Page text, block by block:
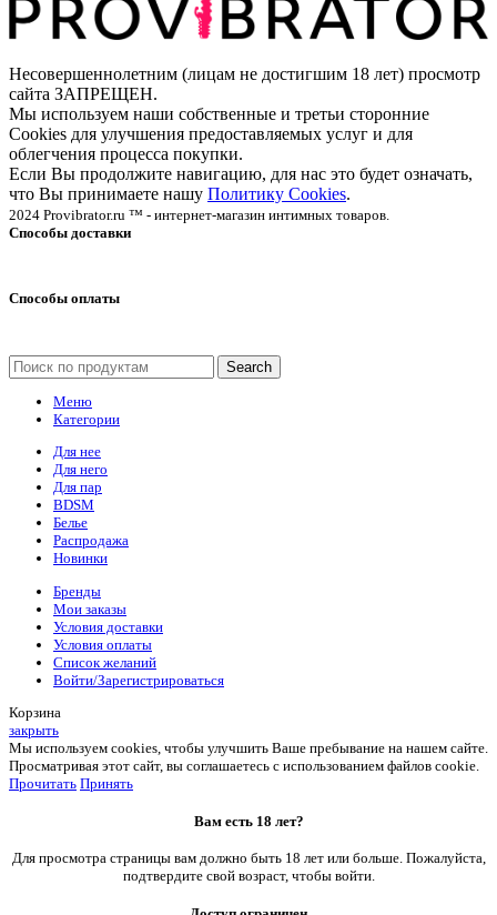
Несовершеннолетним (лицам не достигшим 18 лет) просмотр
сайта ЗАПРЕЩЕН.
Мы используем наши собственные и третьи сторонние
Cookies для улучшения предоставляемых услуг и для
облегчения процесса покупки.
Если Вы продолжите навигацию, для нас это будет означать,
что Вы принимаете нашу Политику Cookies.
2024 Provibrator.ru ™ - интернет-магазин интимных товаров.
Способы доставки
Способы оплаты
Search
Меню
Категории
Для нее
Для него
Для пар
BDSM
Белье
Распродажа
Новинки
Бренды
Мои заказы
Условия доставки
Условия оплаты
Список желаний
Войти/Зарегистрироваться
Корзина
закрыть
Мы используем cookies, чтобы улучшить Ваше пребывание на нашем сайте.
Просматривая этот сайт, вы соглашаетесь с использованием файлов cookie.
Прочитать Принять
Вам есть 18 лет?
Для просмотра страницы вам должно быть 18 лет или больше. Пожалуйста,
подтвердите свой возраст, чтобы войти.